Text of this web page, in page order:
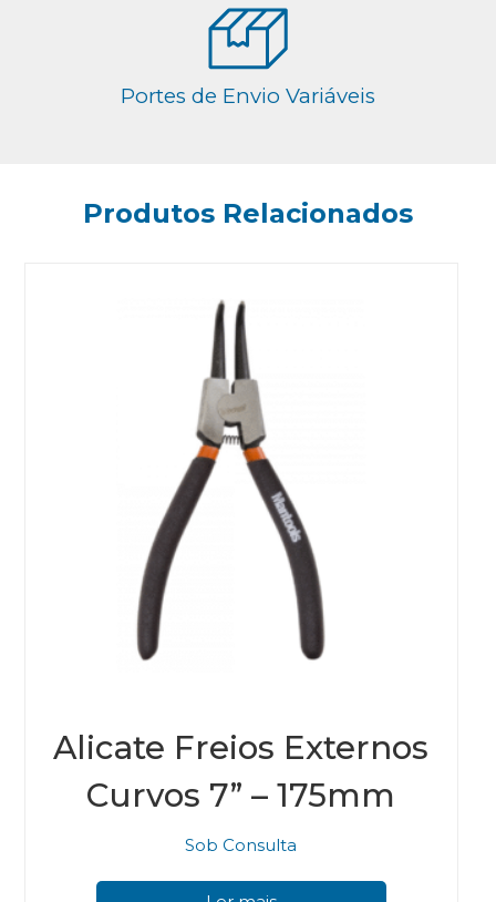
Portes de Envio Variáveis
Produtos Relacionados
Alicate Freios Externos
Curvos 7” – 175mm
Sob Consulta